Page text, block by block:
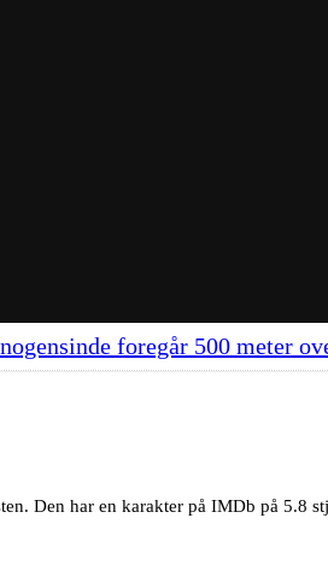
foregår 500 meter
Den har en karakter på IMDb på 5.8